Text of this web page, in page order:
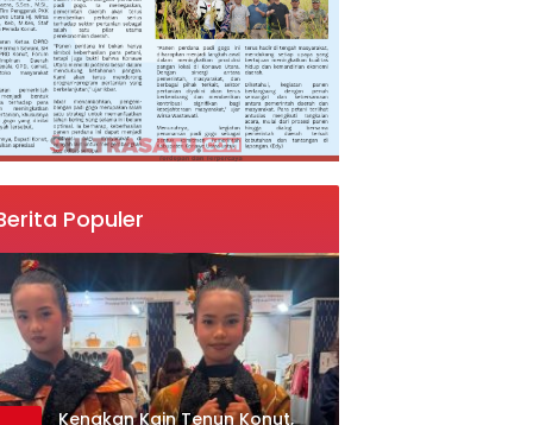
Populer
‎Kenakan Kain Tenun Konut,